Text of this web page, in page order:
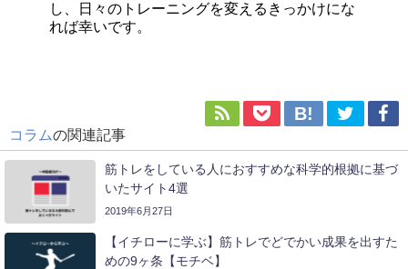
し、日々のトレーニングを変えるきっかけにな
れば幸いです。
コラムの関連記事
筋トレをしている人におすすめな科学的根拠に基づ
いたサイト4選
2019年6月27日
【イチローに学ぶ】筋トレでどでかい成果を出すた
めの9ヶ条【モチベ】